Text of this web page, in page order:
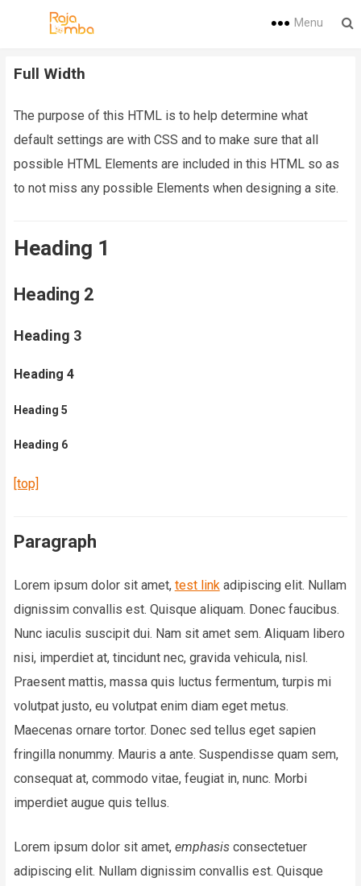
Menu
Full Width
The purpose of this HTML is to help determine what
default settings are with CSS and to make sure that all
possible HTML Elements are included in this HTML so as
to not miss any possible Elements when designing a site.
Heading 1
Heading 2
Heading 3
Heading 4
Heading 5
Heading 6
[top]
Paragraph
Lorem ipsum dolor sit amet, test linkadipiscing elit. Nullam
dignissim convallis est. Quisque aliquam. Donec faucibus.
Nunc iaculis suscipit dui. Nam sit amet sem. Aliquam libero
nisi, imperdiet at, tincidunt nec, gravida vehicula, nisl.
Praesent mattis, massa quis luctus fermentum, turpis mi
volutpat justo, eu volutpat enim diam eget metus.
Maecenas ornare tortor. Donec sed tellus eget sapien
fringilla nonummy. Mauris a ante. Suspendisse quam sem,
consequat at, commodo vitae, feugiat in, nunc. Morbi
imperdiet augue quis tellus.
Lorem ipsum dolor sit amet, emphasisconsectetuer
adipiscing elit. Nullam dignissim convallis est. Quisque